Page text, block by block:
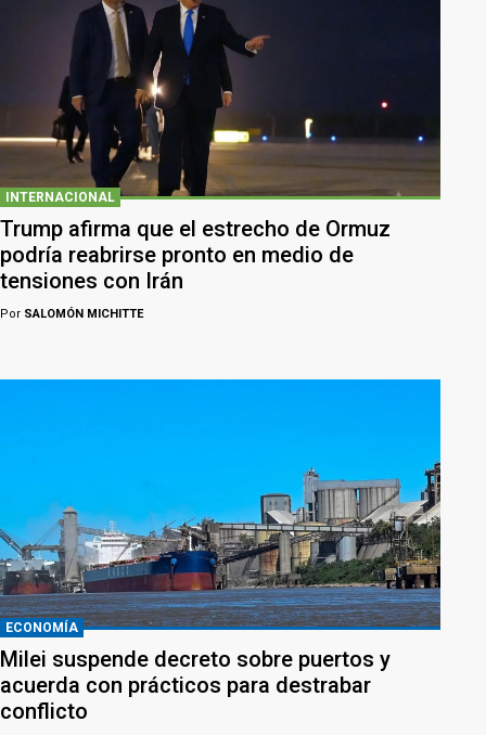
INTERNACIONAL
Trump afirma que el estrecho de Ormuz
podría reabrirse pronto en medio de
tensiones con Irán
Por SALOMÓN MICHITTE
ECONOMÍA
Milei suspende decreto sobre puertos y
acuerda con prácticos para destrabar
conflicto